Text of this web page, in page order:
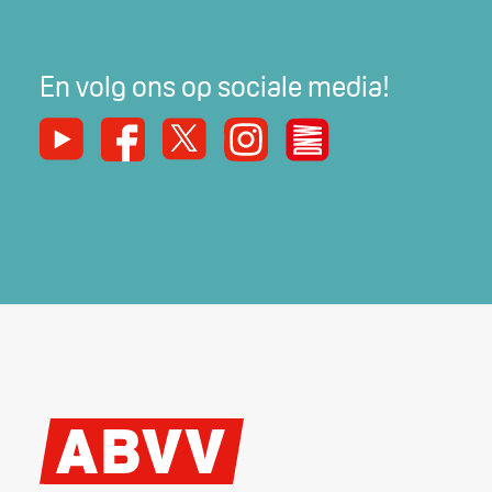
En volg ons op sociale media!
YoutubeFacebook
X InstagramDe Nieuwe Werker